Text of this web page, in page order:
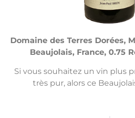
Domaine des Terres Dorées,
Beaujolais, France, 0.75
Si vous souhaitez un vin plus
très pur, alors ce